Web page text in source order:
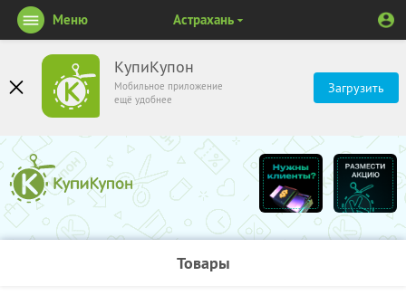
КупиКупон
Мобильное приложение
ещё удобнее
Загрузить
Меню Астрахань
Товары